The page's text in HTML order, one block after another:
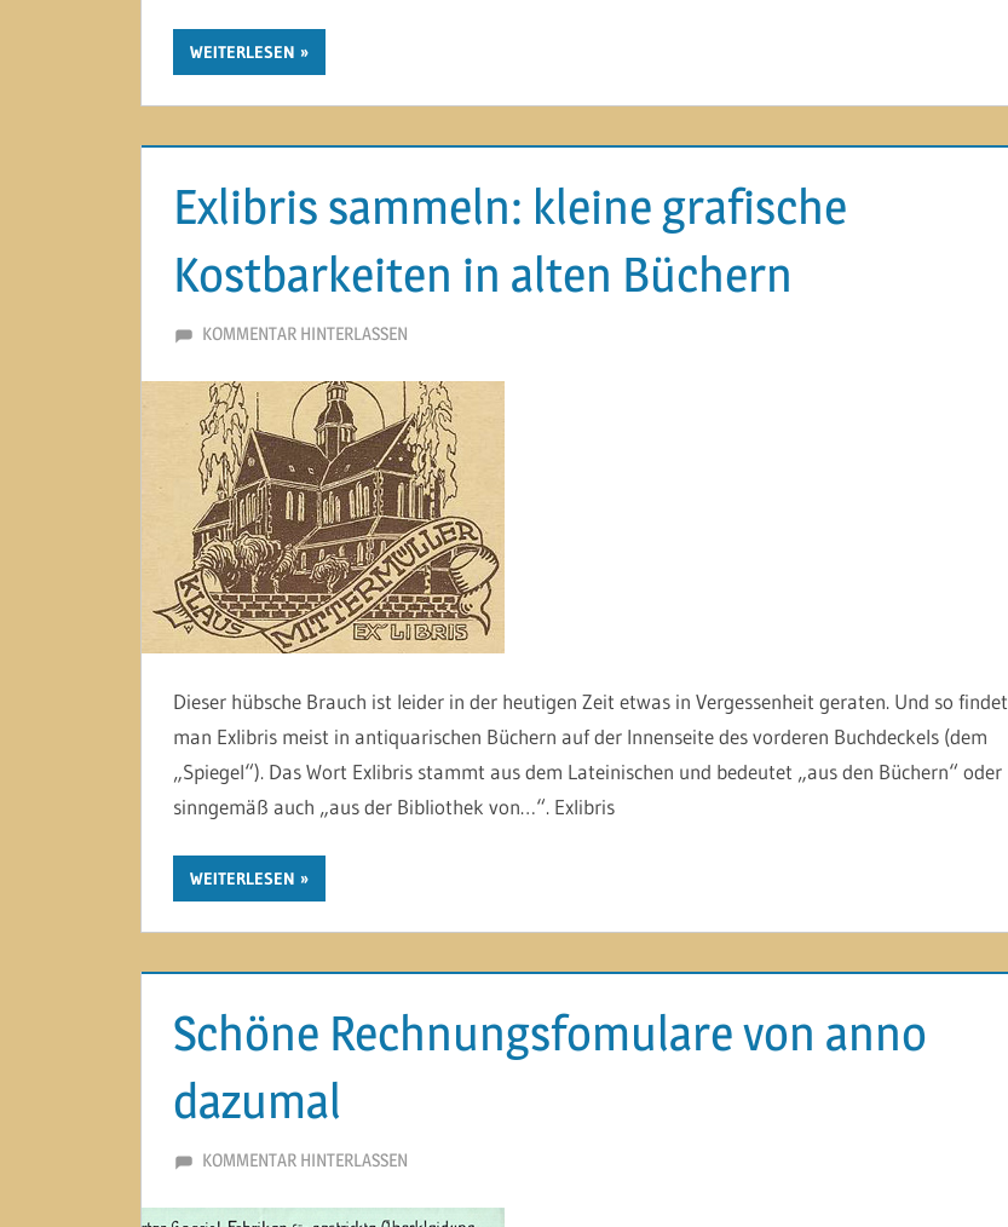
WEITERLESEN
Exlibris sammeln: kleine grafische
Kostbarkeiten in alten Büchern
24. JUNI 2020
MARTINA BERG
KOMMENTAR HINTERLASSEN
Dieser hübsche Brauch ist leider in der heutigen Zeit etwas in Vergessenheit geraten. Und so findet
man Exlibris meist in antiquarischen Büchern auf der Innenseite des vorderen Buchdeckels (dem
„Spiegel“). Das Wort Exlibris stammt aus dem Lateinischen und bedeutet „aus den Büchern“ oder
sinngemäß auch „aus der Bibliothek von…“. Exlibris
WEITERLESEN
Schöne Rechnungsfomulare von anno
dazumal
24. FEBRUAR 2015
MARTINA BERG
KOMMENTAR HINTERLASSEN